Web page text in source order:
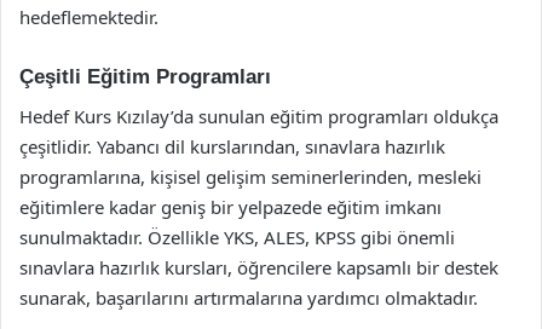
hedeflemektedir.
Çeşitli Eğitim Programları
Hedef Kurs Kızılay’da sunulan eğitim programları oldukça
çeşitlidir. Yabancı dil kurslarından, sınavlara hazırlık
programlarına, kişisel gelişim seminerlerinden, mesleki
eğitimlere kadar geniş bir yelpazede eğitim imkanı
sunulmaktadır. Özellikle YKS, ALES, KPSS gibi önemli
sınavlara hazırlık kursları, öğrencilere kapsamlı bir destek
sunarak, başarılarını artırmalarına yardımcı olmaktadır.